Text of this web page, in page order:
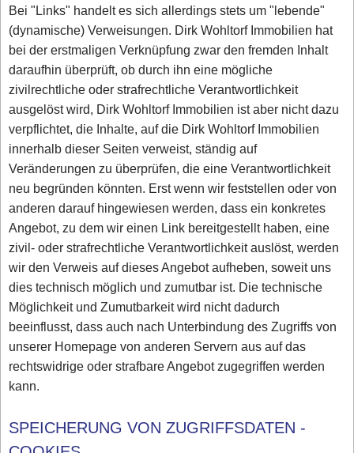
Bei "Links" handelt es sich allerdings stets um "lebende"
(dynamische) Verweisungen. Dirk Wohltorf Immobilien hat
bei der erstmaligen Verknüpfung zwar den fremden Inhalt
daraufhin überprüft, ob durch ihn eine mögliche
zivilrechtliche oder strafrechtliche Verantwortlichkeit
ausgelöst wird, Dirk Wohltorf Immobilien ist aber nicht dazu
verpflichtet, die Inhalte, auf die Dirk Wohltorf Immobilien
innerhalb dieser Seiten verweist, ständig auf
Veränderungen zu überprüfen, die eine Verantwortlichkeit
neu begründen könnten. Erst wenn wir feststellen oder von
anderen darauf hingewiesen werden, dass ein konkretes
Angebot, zu dem wir einen Link bereitgestellt haben, eine
zivil- oder strafrechtliche Verantwortlichkeit auslöst, werden
wir den Verweis auf dieses Angebot aufheben, soweit uns
dies technisch möglich und zumutbar ist. Die technische
Möglichkeit und Zumutbarkeit wird nicht dadurch
beeinflusst, dass auch nach Unterbindung des Zugriffs von
unserer Homepage von anderen Servern aus auf das
rechtswidrige oder strafbare Angebot zugegriffen werden
kann.
SPEICHERUNG VON ZUGRIFFSDATEN -